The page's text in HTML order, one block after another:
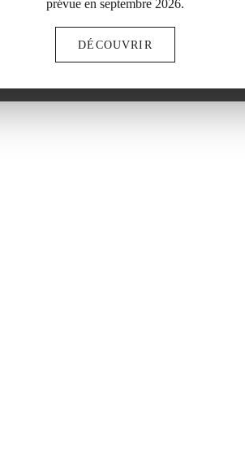
prévue en septembre 2026.
DÉCOUVRIR